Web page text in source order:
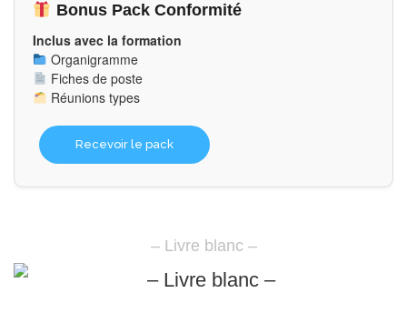
Bonus Pack Conformité
Inclus avec la formation
Organigramme
Fiches de poste
Réunions types
Recevoir le pack
– Livre blanc –